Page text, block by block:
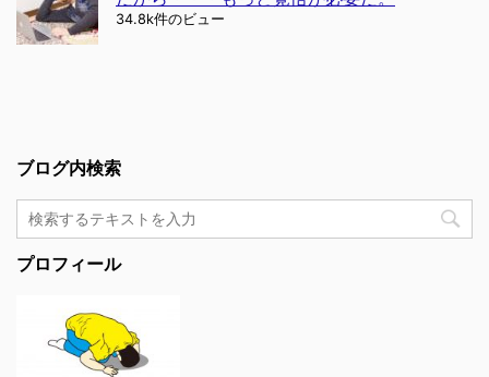
34.8k件のビュー
ブログ内検索
プロフィール